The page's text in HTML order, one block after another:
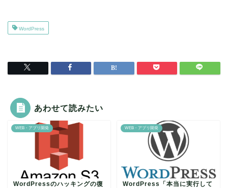
WordPress
あわせて読みたい
WEB・アプリ開発
WordPressのハッキングの復
WEB・アプリ開発
WordPress「本当に実行して